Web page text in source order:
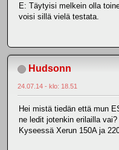
E: Täytyisi melkein olla
voisi sillä vielä testata.
Hudsonn
24.07.14 - klo: 18.51
Hei mistä tiedän että mun
ne ledit jotenkin erilailla vai?
Kyseessä Xerun 150A ja